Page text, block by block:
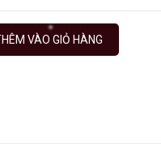
VÀO GIỎ HÀNG